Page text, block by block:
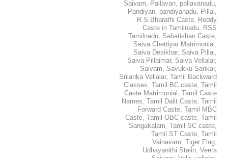
Saivam, Pallavan, pallavanadu,
Pandiyan, pandiyanadu, Pillai,
R.S.Bharathi Caste, Reddy
Caste in Tamilnadu, RSS
Tamilnadu, Sabatishan Caste,
Saiva Chettiyar Matrimonial ,
Saiva Desikhar, Saiva Pillai,
Saiva Pillaimar, Saiva Vellalar,
Saivam, Savukku Sankar,
Srilanka Vellalar, Tamil Backward
Classes, Tamil BC caste, Tamil
Caste Matrimonial , Tamil Caste
Names, Tamil Dalit Caste, Tamil
Forward Caste, Tamil MBC
Caste, Tamil OBC caste, Tamil
Sangakalam, Tamil SC caste,
Tamil ST Caste, Tamil
Vainavam, Tiger Flag,
Udhayanithi Stalin, Veera